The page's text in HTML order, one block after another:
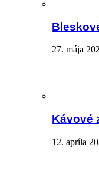
27. mája
Kávové
12. apríla